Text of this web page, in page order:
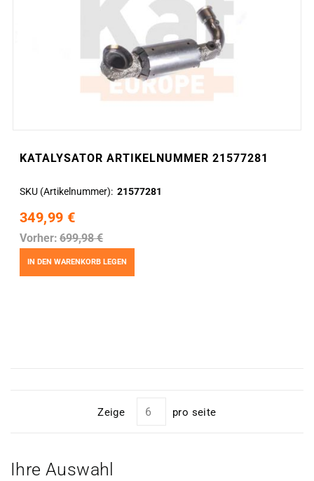
KATALYSATOR ARTIKELNUMMER 21577281
SKU (Artikelnummer) 21577281
349,99 €
Vorher: 699,98 €
IN DEN WARENKORB LEGEN
Zeige pro seite
Ihre Auswahl